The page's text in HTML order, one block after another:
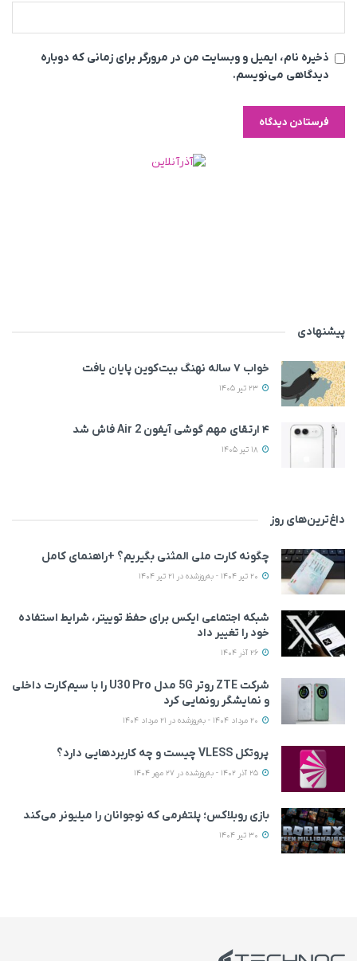
ذخیره نام، ایمیل و وبسایت من در مرورگر برای زمانی که دوباره
دیدگاهی می‌نویسم.
پیشنهادی
خواب ۷ ساله نهنگ بیت‌کوین پایان یافت
۴ ارتقای مهم گوشی آیفون Air 2 فاش شد
داغ‌ترین‌های روز
چگونه کارت ملی المثنی بگیریم؟ +راهنمای کامل
شبکه اجتماعی ایکس برای حفظ توییتر، شرایط استفاده
خود را تغییر داد
شرکت ZTE روتر 5G مدل U30 Pro را با سیم‌کارت داخلی
و نمایشگر رونمایی کرد
پروتکل VLESS چیست و چه کاربردهایی دارد؟
بازی روبلاکس؛ پلتفرمی که نوجوانان را میلیونر می‌کند